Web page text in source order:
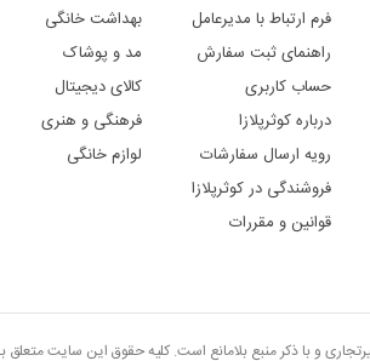
فرم ارتباط با مدیرعامل
راهنمای ثبت سفارش
حساب کاربری
درباره کوثرپلازا
رویه ارسال سفارشات
فروشندگی در کوثرپلازا
قوانین و مقررات
بهداشت خانگی
مد و پوشاک
کالای دیجیتال
فرهنگی و هنری
لوازم خانگی
و با ذکر منبع بلامانع است. کلیه حقوق این سایت